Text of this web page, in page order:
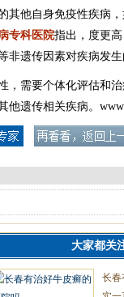
其他自身免疫性疾病
专科医院指出，度更
遗传因素对疾病发生
，需要个体化评估和
遗传相关疾病。
大家都关
长春